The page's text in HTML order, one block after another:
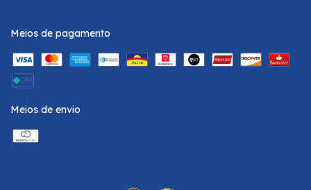
Meios de pagamento
Meios de envio